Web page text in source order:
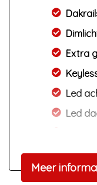
Extra
Led
Led
Meer